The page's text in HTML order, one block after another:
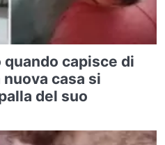
capisce di
casa si
del suo